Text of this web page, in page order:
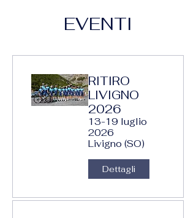
EVENTI
RITIRO
LIVIGNO
2026
13-19 luglio
2026
Livigno (SO)
Dettagli